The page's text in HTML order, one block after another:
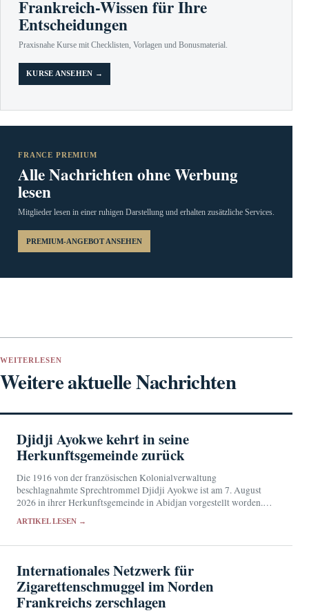
Frankreich-Wissen für Ihre
Entscheidungen
Praxisnahe Kurse mit Checklisten, Vorlagen und Bonusmaterial.
KURSE ANSEHEN →
FRANCE PREMIUM
Alle Nachrichten ohne Werbung
lesen
Mitglieder lesen in einer ruhigen Darstellung und erhalten zusätzliche Services.
PREMIUM-ANGEBOT ANSEHEN
WEITERLESEN
Weitere aktuelle Nachrichten
Djidji Ayokwe kehrt in seine
Herkunftsgemeinde zurück
Die 1916 von der französischen Kolonialverwaltung
beschlagnahmte Sprechtrommel Djidji Ayokwe ist am 7. August
2026 in ihrer Herkunftsgemeinde in Abidjan vorgestellt worden.
d'Ivoire…
ARTIKEL LESEN →
Internationales Netzwerk für
Zigarettenschmuggel im Norden
Frankreichs zerschlagen